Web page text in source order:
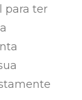
para ter